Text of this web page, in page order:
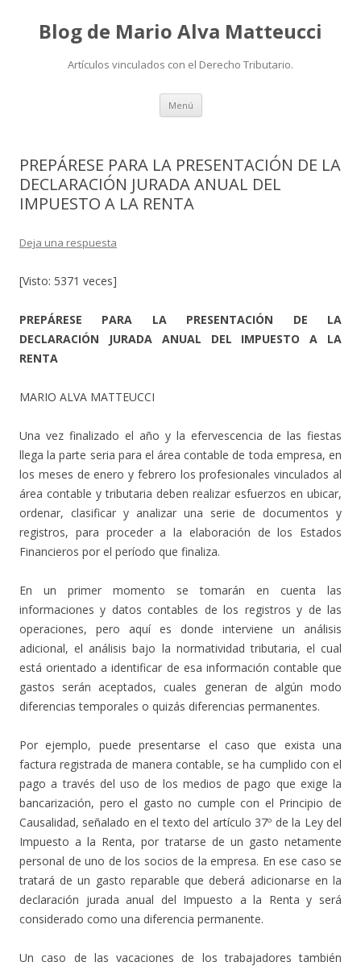
Blog de Mario Alva Matteucci
Artículos vinculados con el Derecho Tributario.
Menú Ir
contenido
PREPÁRESE PARA LA PRESENTACIÓN DE LA
DECLARACIÓN JURADA ANUAL DEL
IMPUESTO A LA RENTA
Deja una respuesta
[Visto: 5371 veces]
PREPÁRESE PARA LA PRESENTACIÓN DE LA
DECLARACIÓN JURADA ANUAL DEL IMPUESTO A LA
RENTA
MARIO ALVA MATTEUCCI
Una vez finalizado el año y la efervescencia de las fiestas
llega la parte seria para el área contable de toda empresa, en
los meses de enero y febrero los profesionales vinculados al
área contable y tributaria deben realizar esfuerzos en ubicar,
ordenar, clasificar y analizar una serie de documentos y
registros, para proceder a la elaboración de los Estados
Financieros por el período que finaliza.
En un primer momento se tomarán en cuenta las
informaciones y datos contables de los registros y de las
operaciones, pero aquí es donde interviene un análisis
adicional, el análisis bajo la normatividad tributaria, el cual
está orientado a identificar de esa información contable que
gastos serán aceptados, cuales generan de algún modo
diferencias temporales o quizás diferencias permanentes.
Por ejemplo, puede presentarse el caso que exista una
factura registrada de manera contable, se ha cumplido con el
pago a través del uso de los medios de pago que exige la
bancarización, pero el gasto no cumple con el Principio de
Causalidad, señalado en el texto del artículo 37º de la Ley del
Impuesto a la Renta, por tratarse de un gasto netamente
personal de uno de los socios de la empresa. En ese caso se
tratará de un gasto reparable que deberá adicionarse en la
declaración jurada anual del Impuesto a la Renta y será
considerado como una diferencia permanente.
Un caso de las vacaciones de los trabajadores también